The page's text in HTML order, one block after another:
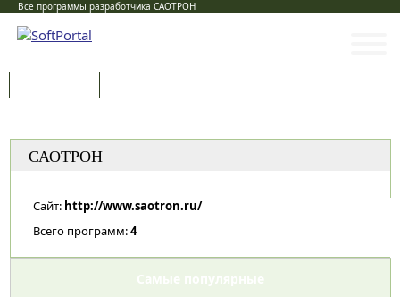
Все программы разработчика САОТРОН
САОТРОН
Сайт: http://www.saotron.ru/
Всего программ:4
Самые популярные